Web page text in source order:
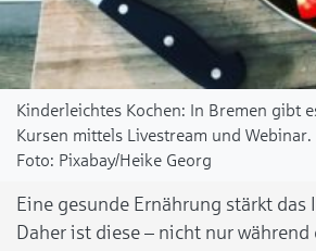
Kinderleichtes Kochen: In Bremen gibt
Kursen mittels Livestream und Webinar.
Pixabay/Heike Georg
Eine gesunde Ernährung stärkt das
Daher ist diese – nicht nur während